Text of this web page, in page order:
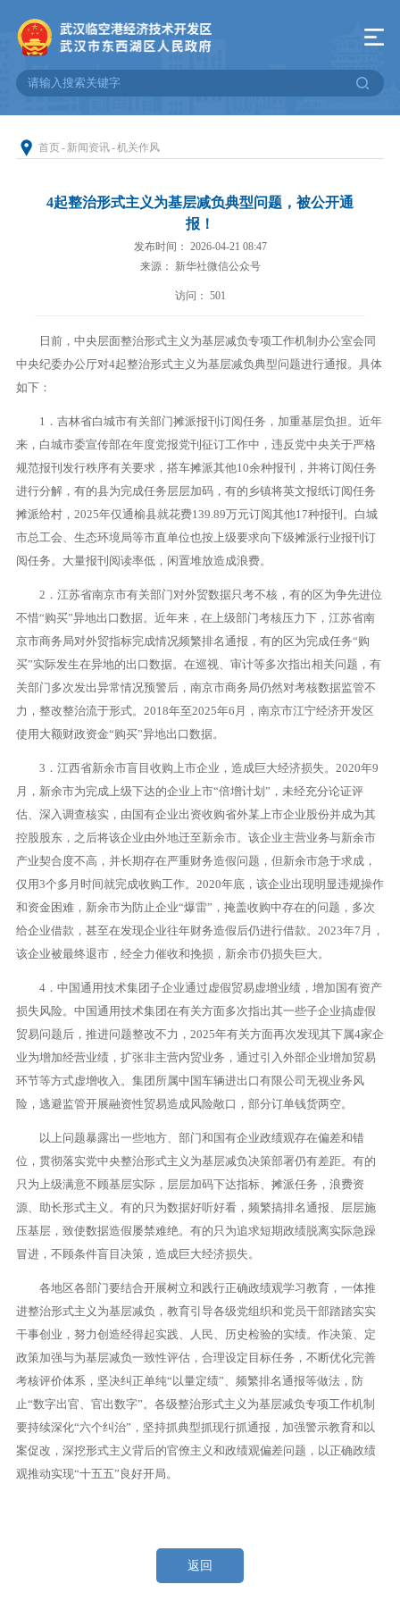
首页- 新闻资讯-机关作风
4起整治形式主义为基层减负典型问题，被公开通
报！
发布时间： 2026-04-21 08:47
来源： 新华社微信公众号
访问： 501
日前，中央层面整治形式主义为基层减负专项工作机制办公室会同
中央纪委办公厅对4起整治形式主义为基层减负典型问题进行通报。具体
如下：
1．吉林省白城市有关部门摊派报刊订阅任务，加重基层负担。近年
来，白城市委宣传部在年度党报党刊征订工作中，违反党中央关于严格
规范报刊发行秩序有关要求，搭车摊派其他10余种报刊，并将订阅任务
进行分解，有的县为完成任务层层加码，有的乡镇将英文报纸订阅任务
摊派给村，2025年仅通榆县就花费139.89万元订阅其他17种报刊。白城
市总工会、生态环境局等市直单位也按上级要求向下级摊派行业报刊订
阅任务。大量报刊阅读率低，闲置堆放造成浪费。
2．江苏省南京市有关部门对外贸数据只考不核，有的区为争先进位
不惜“购买”异地出口数据。近年来，在上级部门考核压力下，江苏省南
京市商务局对外贸指标完成情况频繁排名通报，有的区为完成任务“购
买”实际发生在异地的出口数据。在巡视、审计等多次指出相关问题，有
关部门多次发出异常情况预警后，南京市商务局仍然对考核数据监管不
力，整改整治流于形式。2018年至2025年6月，南京市江宁经济开发区
使用大额财政资金“购买”异地出口数据。
3．江西省新余市盲目收购上市企业，造成巨大经济损失。2020年9
月，新余市为完成上级下达的企业上市“倍增计划”，未经充分论证评
估、深入调查核实，由国有企业出资收购省外某上市企业股份并成为其
控股股东，之后将该企业由外地迁至新余市。该企业主营业务与新余市
产业契合度不高，并长期存在严重财务造假问题，但新余市急于求成，
仅用3个多月时间就完成收购工作。2020年底，该企业出现明显违规操作
和资金困难，新余市为防止企业“爆雷”，掩盖收购中存在的问题，多次
给企业借款，甚至在发现企业往年财务造假后仍进行借款。2023年7月，
该企业被最终退市，经全力催收和挽损，新余市仍损失巨大。
4．中国通用技术集团子企业通过虚假贸易虚增业绩，增加国有资产
损失风险。中国通用技术集团在有关方面多次指出其一些子企业搞虚假
贸易问题后，推进问题整改不力，2025年有关方面再次发现其下属4家企
业为增加经营业绩，扩张非主营内贸业务，通过引入外部企业增加贸易
环节等方式虚增收入。集团所属中国车辆进出口有限公司无视业务风
险，逃避监管开展融资性贸易造成风险敞口，部分订单钱货两空。
以上问题暴露出一些地方、部门和国有企业政绩观存在偏差和错
位，贯彻落实党中央整治形式主义为基层减负决策部署仍有差距。有的
只为上级满意不顾基层实际，层层加码下达指标、摊派任务，浪费资
源、助长形式主义。有的只为数据好听好看，频繁搞排名通报、层层施
压基层，致使数据造假屡禁难绝。有的只为追求短期政绩脱离实际急躁
冒进，不顾条件盲目决策，造成巨大经济损失。
各地区各部门要结合开展树立和践行正确政绩观学习教育，一体推
进整治形式主义为基层减负，教育引导各级党组织和党员干部踏踏实实
干事创业，努力创造经得起实践、人民、历史检验的实绩。作决策、定
政策加强与为基层减负一致性评估，合理设定目标任务，不断优化完善
考核评价体系，坚决纠正单纯“以量定绩”、频繁排名通报等做法，防
止“数字出官、官出数字”。各级整治形式主义为基层减负专项工作机制
要持续深化“六个纠治”，坚持抓典型抓现行抓通报，加强警示教育和以
案促改，深挖形式主义背后的官僚主义和政绩观偏差问题，以正确政绩
观推动实现“十五五”良好开局。
返回